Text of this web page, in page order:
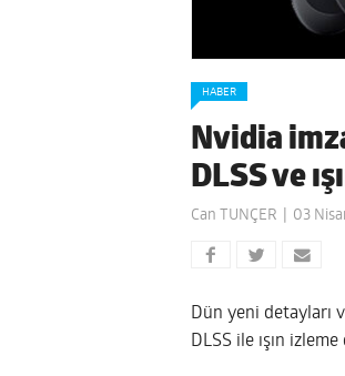
HABER
Nvidia
DLSS ve
Can TUNÇER 03
Dün yeni detayları
DLSS ile ışın